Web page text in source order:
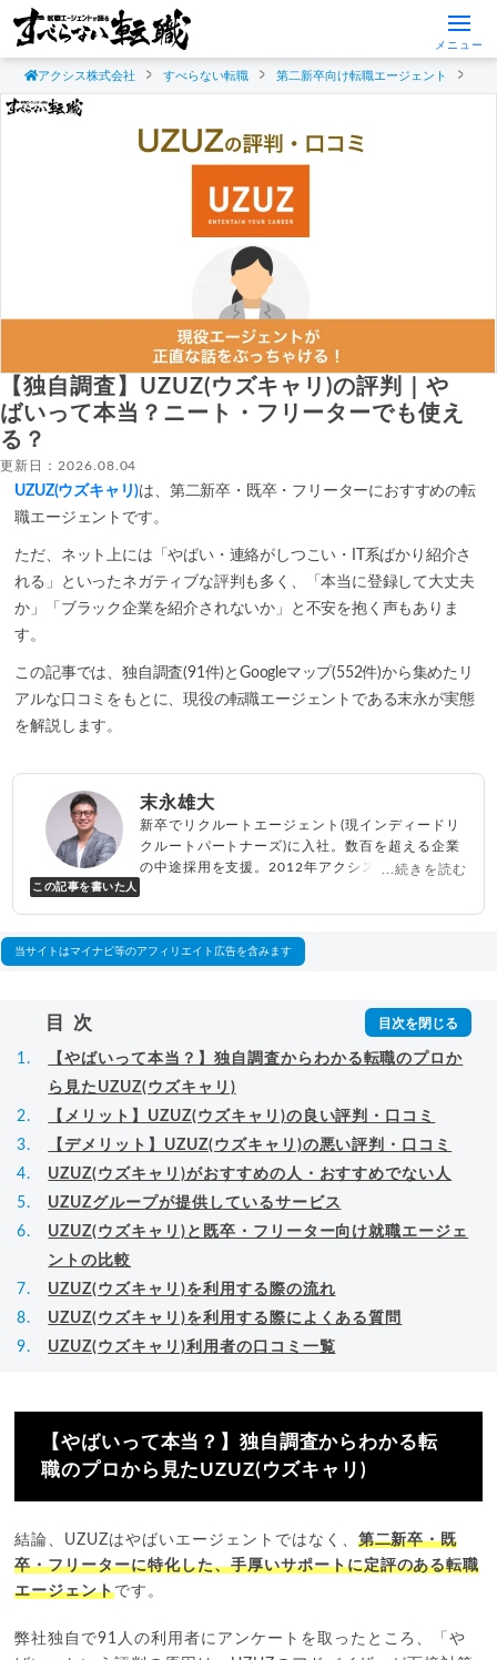
メニュー
アクシス株式会社 すべらない転職 第二新卒向け転職エージェント
【独自調査】UZUZ(ウズキャリ)の評判｜や
ばいって本当？ニート・フリーターでも使え
る？
更新日：2026.08.04
UZUZ(ウズキャリ)は、第二新卒・既卒・フリーターにおすすめの転
職エージェントです。
ただ、ネット上には「やばい・連絡がしつこい・IT系ばかり紹介さ
れる」といったネガティブな評判も多く、「本当に登録して大丈夫
か」「ブラック企業を紹介されないか」と不安を抱く声もありま
す。
この記事では、独自調査(91件)とGoogleマップ(552件)から集めたリ
アルな口コミをもとに、現役の転職エージェントである末永が実態
を解説します。
この記事を書いた人
末永雄大
新卒でリクルートエージェント(現インディードリ
クルートパートナーズ)に入社。数百を超える企業
の中途採用を支援。2012年アクシス(株)設立、代
べらない転職エージェント
...続きを読む
当サイトはマイナビ等のアフィリエイト広告を含みます
目次
【やばいって本当？】独自調査からわかる転職のプロか
ら見たUZUZ(ウズキャリ)
【メリット】UZUZ(ウズキャリ)の良い評判・口コミ
【デメリット】UZUZ(ウズキャリ)の悪い評判・口コミ
UZUZ(ウズキャリ)がおすすめの人・おすすめでない人
UZUZグループが提供しているサービス
UZUZ(ウズキャリ)と既卒・フリーター向け就職エージェ
ントの比較
UZUZ(ウズキャリ)を利用する際の流れ
UZUZ(ウズキャリ)を利用する際によくある質問
UZUZ(ウズキャリ)利用者の口コミ一覧
【やばいって本当？】独自調査からわかる転
職のプロから見たUZUZ(ウズキャリ)
結論、UZUZはやばいエージェントではなく、 第二新卒・既
卒・フリーターに特化した、手厚いサポートに定評のある転職
エージェントです。
弊社独自で91人の利用者にアンケートを取ったところ、「や